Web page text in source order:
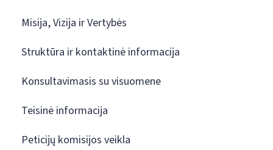
Misija, Vizija ir Vertybės
Struktūra ir kontaktinė informacija
Konsultavimasis su visuomene
Teisinė informacija
Peticijų komisijos veikla